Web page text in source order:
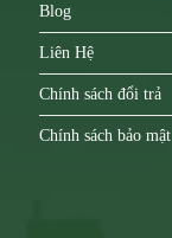
Blog
Liên Hệ
Chính sách đổi trả
Chính sách bảo mật